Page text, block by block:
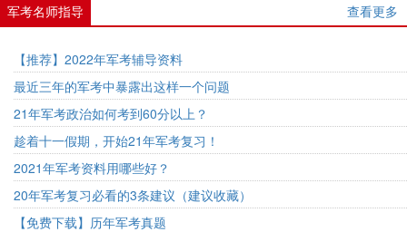
军考名师指导 查看更多
【推荐】2022年军考辅导资料
最近三年的军考中暴露出这样一个问题
21年军考政治如何考到60分以上？
趁着十一假期，开始21年军考复习！
2021年军考资料用哪些好？
20年军考复习必看的3条建议（建议收藏）
【免费下载】历年军考真题